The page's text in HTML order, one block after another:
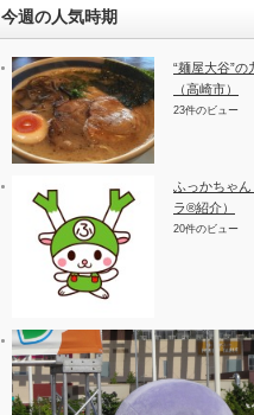
今週の人気時期
“麺屋大谷”の
（高崎市）
23件のビュー
ふっかちゃん
ラ®紹介）
20件のビュー